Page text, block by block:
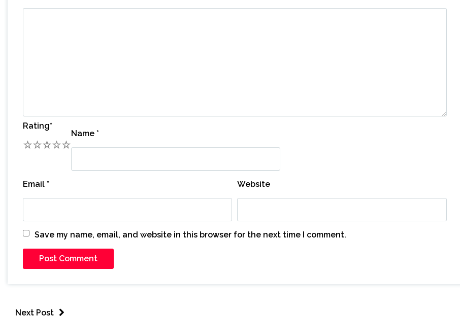
Rating*
5
4
3
2
Name *
Email * Website
Save my name, email, and website in this browser for the next time I comment.
Next Post